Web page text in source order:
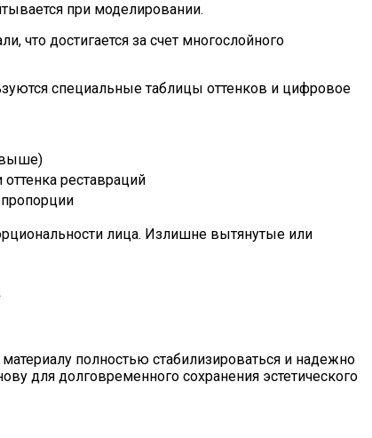
при моделировании.
что достигается за счет многослойного
специальные таблицы оттенков и цифровое
выше)
реставраций
лица. Излишне вытянутые или
полностью стабилизироваться и надежно
для долговременного сохранения эстетического